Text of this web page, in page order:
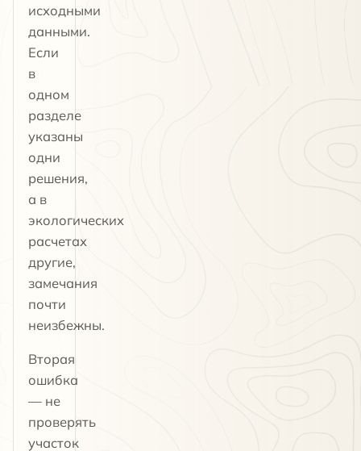
исходными
данными.
Если
в
одном
разделе
указаны
одни
решения,
а в
экологических
расчетах
другие,
замечания
почти
неизбежны.
Вторая
ошибка
— не
проверять
участок